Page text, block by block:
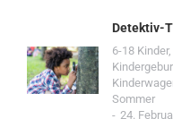
Detektiv-
6-18 Kinder,
Sommer
24.